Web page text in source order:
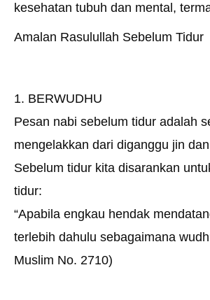
kesehatan tubuh dan mental,
Amalan Rasulullah Sebelum Tidur
1. BERWUDHU
Pesan nabi sebelum tidur adalah
mengelakkan dari diganggu jin
Sebelum tidur kita disarankan
tidur:
“Apabila engkau hendak
terlebih dahulu sebagaimana
Muslim No. 2710)